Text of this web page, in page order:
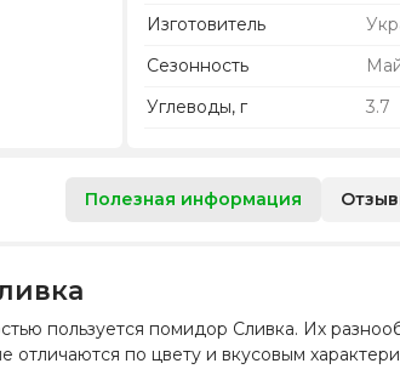
Изготовитель
Сезонность
Углеводы, г
3.7
Полезная информация
пользуется помидор Сливка. Их
по цвету и вкусовым